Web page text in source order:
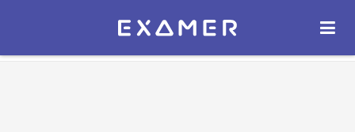
Экзамер — ЕГЭ 2027
ОТКРЫТЬ